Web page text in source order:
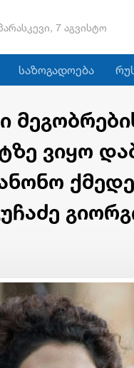
7 აგვისტო
საზოგადოება
ვიყო